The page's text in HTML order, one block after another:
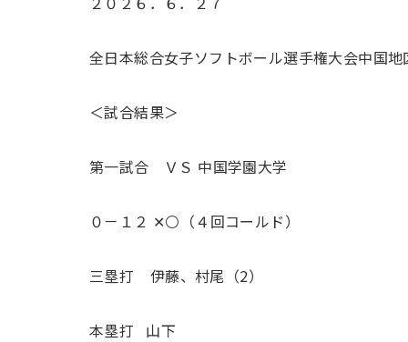
全日本総合女子ソフトボール選手権大会中国地
＜試合結果＞
第一試合 ＶＳ 中国学園大学
０－１２ ✕⚪️（４回コールド）
三塁打 伊藤、村尾（2）
本塁打 山下